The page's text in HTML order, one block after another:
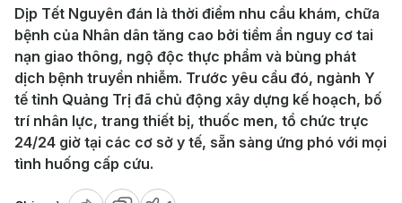
Dịp Tết Nguyên đán là thời điểm nhu cầu khám, chữa
bệnh của Nhân dân tăng cao bởi tiềm ẩn nguy cơ tai
nạn giao thông, ngộ độc thực phẩm và bùng phát
dịch bệnh truyền nhiễm. Trước yêu cầu đó, ngành Y
tế tỉnh Quảng Trị đã chủ động xây dựng kế hoạch, bố
trí nhân lực, trang thiết bị, thuốc men, tổ chức trực
24/24 giờ tại các cơ sở y tế, sẵn sàng ứng phó với mọi
tình huống cấp cứu.